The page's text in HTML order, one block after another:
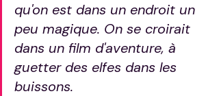
qu'on est dans un endroit un
peu magique. On se croirait
dans un film d'aventure, à
guetter des elfes dans les
buissons.